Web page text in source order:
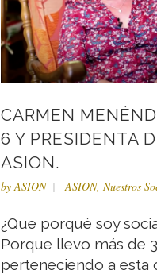
CARMEN
6 Y PRESIDENTA
ASION.
by ASION ASION, Nuestros
¿Que porqué soy
Porque llevo más de
perteneciendo a esta